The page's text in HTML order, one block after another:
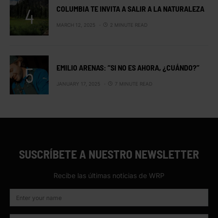
COLUMBIA TE INVITA A SALIR A LA NATURALEZA
MARCH 12, 2025 2 MINUTE READ
EMILIO ARENAS: “SI NO ES AHORA, ¿CUÁNDO?”
JANUARY 17, 2025 7 MINUTE READ
SUSCRÍBETE A NUESTRO NEWSLETTER
Recibe las últimas noticias de WRP